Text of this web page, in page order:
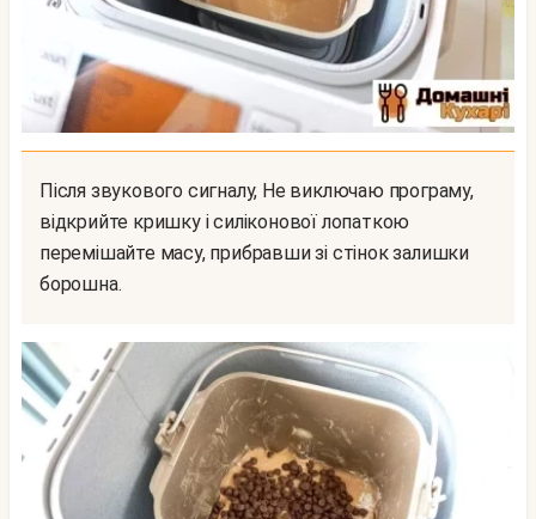
Після звукового сигналу, Не виключаю програму,
відкрийте кришку і силіконової лопаткою
перемішайте масу, прибравши зі стінок залишки
борошна.